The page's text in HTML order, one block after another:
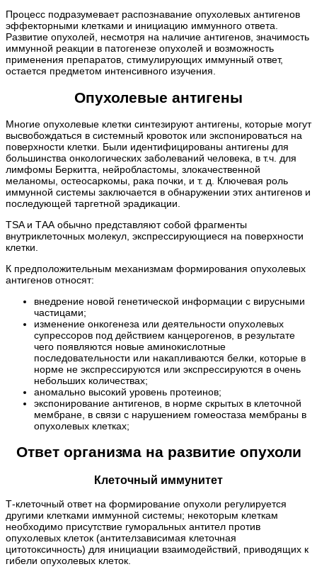
Процесс подразумевает распознавание опухолевых антигенов
эффекторными клетками и инициацию иммунного ответа.
Развитие опухолей, несмотря на наличие антигенов, значимость
иммунной реакции в патогенезе опухолей и возможность
применения препаратов, стимулирующих иммунный ответ,
остается предметом интенсивного изучения.
Опухолевые антигены
Многие опухолевые клетки синтезируют антигены, которые могут
высвобождаться в системный кровоток или экспонироваться на
поверхности клетки. Были идентифицированы антигены для
большинства онкологических заболеваний человека, в т.ч. для
лимфомы Беркитта, нейробластомы, злокачественной
меланомы, остеосаркомы, рака почки, и т. д. Ключевая роль
иммунной системы заключается в обнаружении этих антигенов и
последующей таргетной эрадикации.
TSA и ТАА обычно представляют собой фрагменты
внутриклеточных молекул, экспрессирующиеся на поверхности
клетки.
К предположительным механизмам формирования опухолевых
антигенов относят:
внедрение новой генетической информации с вирусными
частицами;
изменение онкогенеза или деятельности опухолевых
супрессоров под действием канцерогенов, в результате
чего появляются новые аминокислотные
последовательности или накапливаются белки, которые в
норме не экспрессируются или экспрессируются в очень
небольших количествах;
аномально высокий уровень протеинов;
экспонирование антигенов, в норме скрытых в клеточной
мембране, в связи с нарушением гомеостаза мембраны в
опухолевых клетках;
Ответ организма на развитие опухоли
Клеточный иммунитет
Т-клеточный ответ на формирование опухоли регулируется
другими клетками иммунной системы; некоторым клеткам
необходимо присутствие гуморальных антител против
опухолевых клеток (антителзависимая клеточная
цитотоксичность) для инициации взаимодействий, приводящих к
гибели опухолевых клеток.